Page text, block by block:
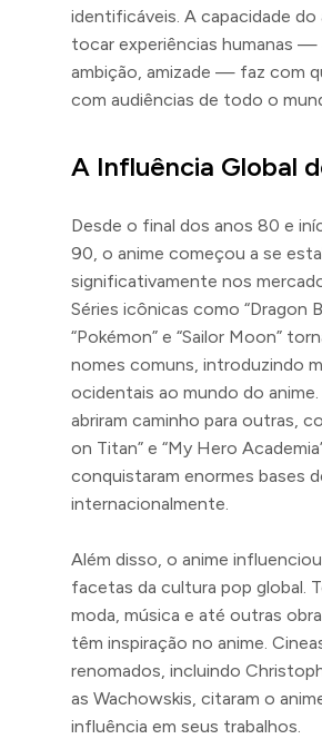
identificáveis. A capacidade do
tocar experiências humanas —
ambição, amizade — faz com
com audiências de todo o
A Influência Global
Desde o final dos anos 80 e
90, o anime começou a se
significativamente nos
Séries icônicas como “Dragon
“Pokémon” e “Sailor Moon”
nomes comuns, introduzindo
ocidentais ao mundo do
abriram caminho para outras,
on Titan” e “My Hero
conquistaram enormes bases
internacionalmente.
Além disso, o anime
facetas da cultura pop global.
moda, música e até outras
têm inspiração no anime.
renomados, incluindo
as Wachowskis, citaram o
influência em seus trabalhos.